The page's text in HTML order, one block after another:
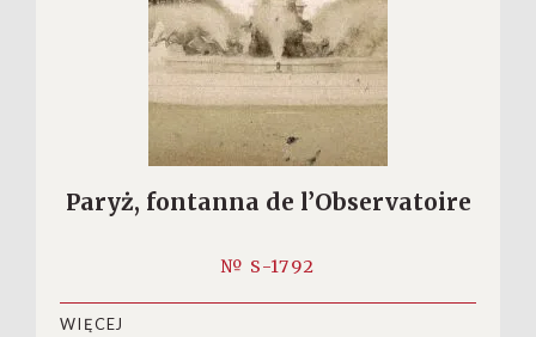
Paryż, fontanna de l’Observatoire
№ S-1792
WIĘCEJ